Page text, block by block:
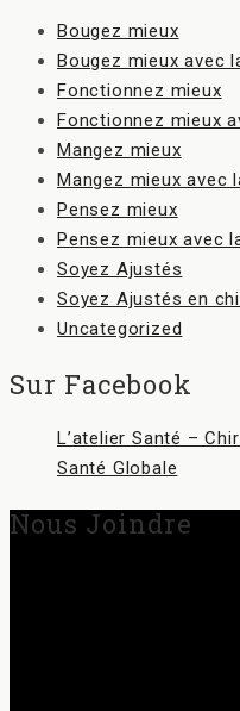
Bougez mieux
Bougez mieux avec
Fonctionnez mieux
Fonctionnez mieux
Mangez mieux
Mangez mieux avec
Pensez mieux
Pensez mieux avec
Soyez Ajustés
Soyez Ajustés en
Uncategorized
Sur Facebook
L’atelier Santé –
Santé Globale
Nous Joindre